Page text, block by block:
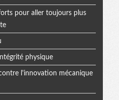
pour aller toujours plus
physique
l'innovation mécanique